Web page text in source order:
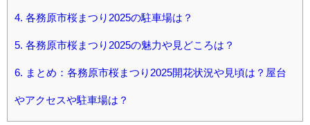
4. 各務原市桜まつり2025の駐車場は？
5. 各務原市桜まつり2025の魅力や見どころは？
6. まとめ：各務原市桜まつり2025開花状況や見頃は？屋台
やアクセスや駐車場は？